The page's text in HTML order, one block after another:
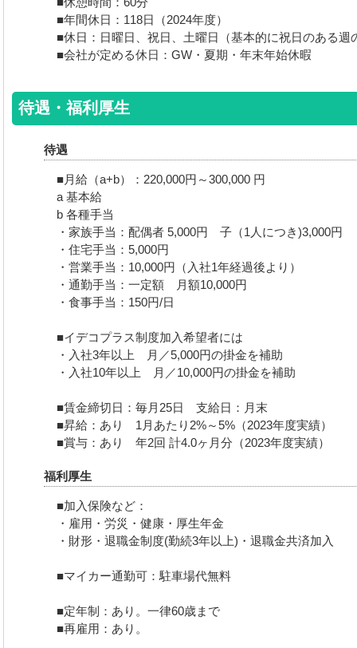
■年間休日：118日（2024年度）
■休日：日曜日、祝日、土曜日（基本的に祝日のある週
■会社が定める休日：GW・夏期・年末年始休暇
待遇・福利厚生
待遇
■月給（a+b）：220,000円～300,000 円
a 基本給
b 各種手当
・家族手当：配偶者 5,000円 子（1人につき)3,000円
・住宅手当：5,000円
・営業手当：10,000円（入社1年経過後より）
・通勤手当：一定額 月額10,000円
・食事手当：150円/日
■イデコプラス制度加入希望者には
・入社3年以上 月／5,000円の掛金を補助
・入社10年以上 月／10,000円の掛金を補助
■賃金締切日：毎月25日 支給日：月末
■昇給：あり 1月あたり2%～5%（2023年度実績）
■賞与：あり 年2回 計4.0ヶ月分（2023年度実績）
福利厚生
■加入保険など：
・雇用・労災・健康・厚生年金
・財形・退職金制度(勤続3年以上)・退職金共済加入
■マイカー通勤可：駐車場代無料
■定年制：あり。一律60歳まで
■再雇用：あり。